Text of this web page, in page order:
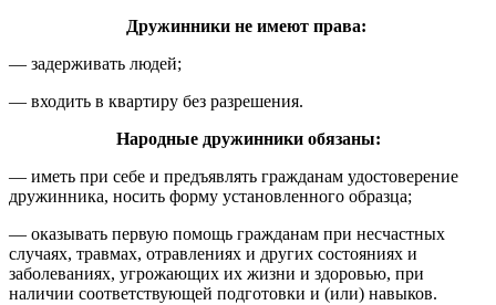
Дружинники не имеют права:
— задерживать людей;
— входить в квартиру без разрешения.
Народные дружинники обязаны:
— иметь при себе и предъявлять гражданам удостоверение
дружинника, носить форму установленного образца;
— оказывать первую помощь гражданам при несчастных
случаях, травмах, отравлениях и других состояниях и
заболеваниях, угрожающих их жизни и здоровью, при
наличии соответствующей подготовки и (или) навыков.